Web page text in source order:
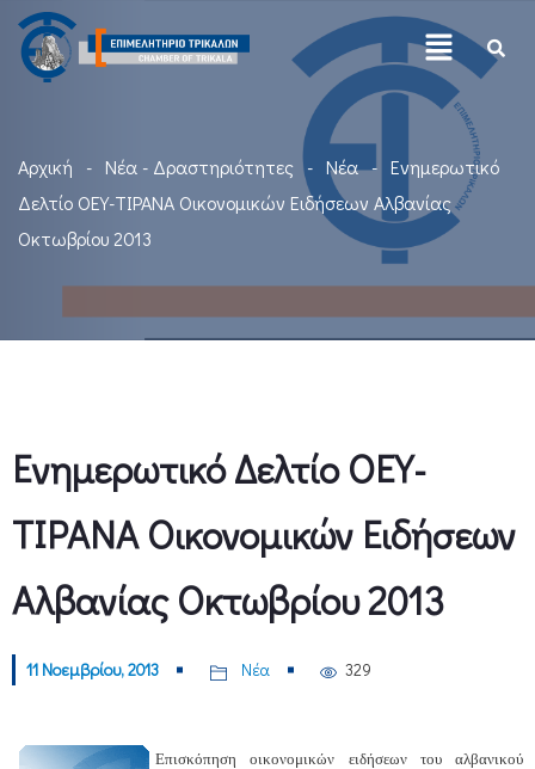
Αρχική Νέα - Δραστηριότητες Νέα
Ενημερωτικό
Δελτίο ΟΕΥ-ΤΙΡΑΝΑ Οικονομικών Ειδήσεων Αλβανίας
Οκτωβρίου 2013
Ενημερωτικό Δελτίο ΟΕΥ-
ΤΙΡΑΝΑ Οικονομικών Ειδήσεων
Αλβανίας Οκτωβρίου 2013
11 Νοεμβρίου, 2013 Νέα 329
Επισκόπηση οικονομικών ειδήσεων του αλβανικού